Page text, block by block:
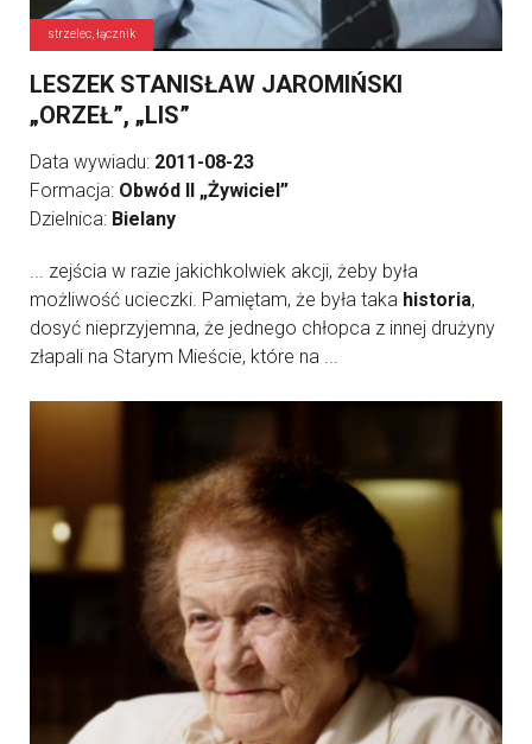
strzelec, łącznik
LESZEK STANISŁAW JAROMIŃSKI
„ORZEŁ”, „LIS”
Data wywiadu: 2011-08-23
Formacja: Obwód II „Żywiciel”
Dzielnica: Bielany
... zejścia w razie jakichkolwiek akcji, żeby była
możliwość ucieczki. Pamiętam, że była taka historia,
dosyć nieprzyjemna, że jednego chłopca z innej drużyny
złapali na Starym Mieście, które na ...